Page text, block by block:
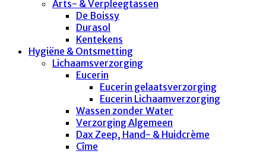
Arts- & Verpleegtassen
De Boissy
Durasol
Kentekens
Hygiëne & Ontsmetting
Lichaamsverzorging
Eucerin
Eucerin gelaatsverzorging
Eucerin Lichaamverzorging
Wassen zonder Water
Verzorging Algemeen
Dax Zeep, Hand- & Huidcrème
Cîme